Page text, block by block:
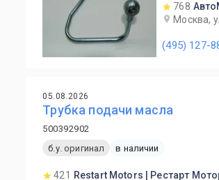
768
Москва,
(495) 127-
05.08.2026
Трубка подачи масла
500392902
б.у. оригинал
в наличии
421 Restart Motors | Рестарт